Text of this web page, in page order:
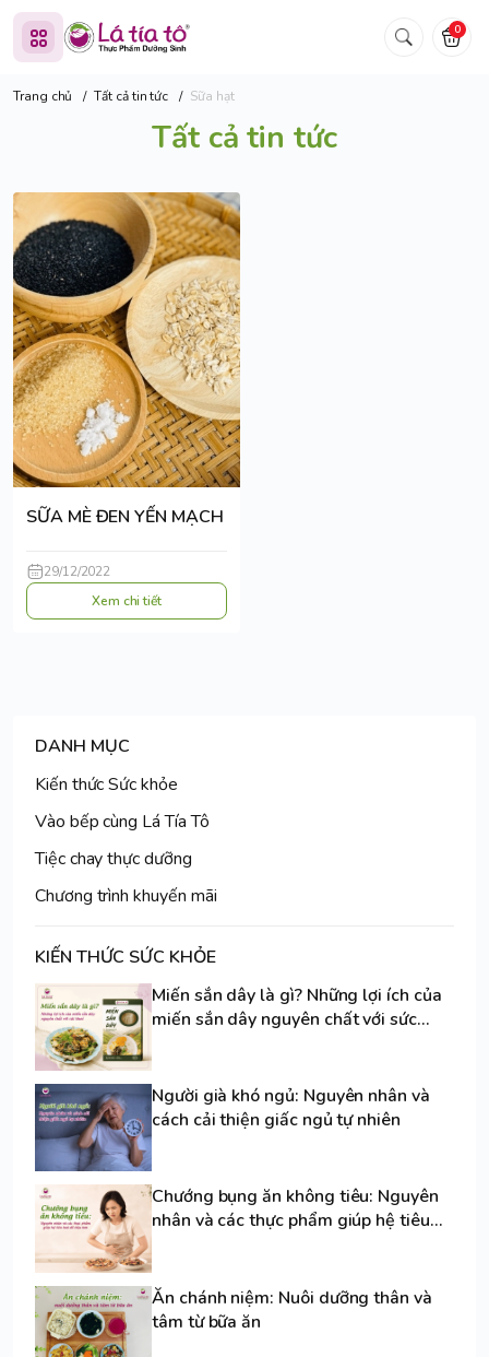
0
Trang chủ / Tất cả tin tức / Sữa hạt
Tất cả tin tức
SỮA MÈ ĐEN YẾN MẠCH
29/12/2022
Xem chi tiết
DANH MỤC
Kiến thức Sức khỏe
Vào bếp cùng Lá Tía Tô
Tiệc chay thực dưỡng
Chương trình khuyến mãi
KIẾN THỨC SỨC KHỎE
Miến sắn dây là gì? Những lợi ích của
miến sắn dây nguyên chất với sức
Người già khó ngủ: Nguyên nhân và
cách cải thiện giấc ngủ tự nhiên
Chướng bụng ăn không tiêu: Nguyên
nhân và các thực phẩm giúp hệ tiêu
Ăn chánh niệm: Nuôi dưỡng thân và
tâm từ bữa ăn